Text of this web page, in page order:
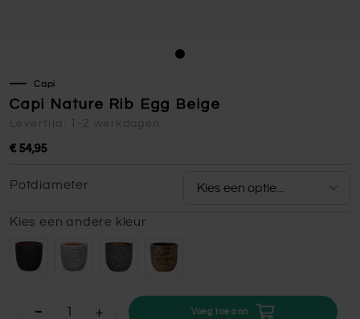
Capi
Capi Nature Rib Egg Beige
Levertijd: 1-2 werkdagen
€ 54,95
Potdiameter
Kies een andere kleur
+ Voeg toe aan